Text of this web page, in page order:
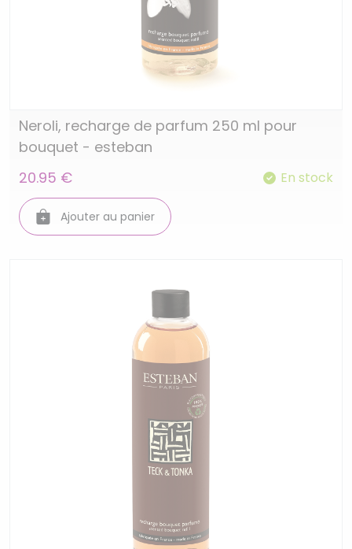
Neroli, recharge de parfum 250 ml pour
bouquet - esteban
20.95 €
En stock
Ajouter au panier